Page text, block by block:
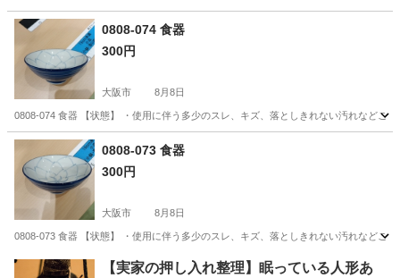
0808-074 食器
300円
大阪市 8月8日
0808-074 食器 【状態】 ・使用に伴う多少のスレ、キズ、落としきれない汚れなど
大阪 大阪市 現地
0808-073 食器
300円
大阪市 8月8日
0808-073 食器 【状態】 ・使用に伴う多少のスレ、キズ、落としきれない汚れなど
大阪 大阪市 食器 現地
【実家の押し入れ整理】眠っている人形あ